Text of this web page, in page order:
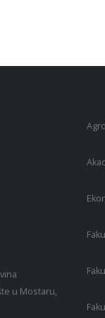
u Mostaru,